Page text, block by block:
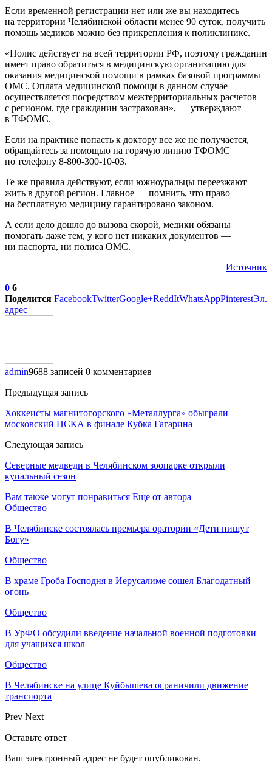
Если временной регистрации нет или же вы находитесь
на территории Челябинской области менее 90 суток, получить
помощь медиков можно без прикрепления к поликлинике.
«Полис действует на всей территории РФ, поэтому гражданин
имеет право обратиться в медицинскую организацию для
оказания медицинской помощи в рамках базовой программы
ОМС. Оплата медицинской помощи в данном случае
осуществляется посредством межтерриториальных расчетов
с регионом, где гражданин застрахован», — утверждают
в ТФОМС.
Если на практике попасть к доктору все же не получается,
обращайтесь за помощью на горячую линию ТФОМС
по телефону 8-800-300-10-03.
Те же правила действуют, если южноуральцы переезжают
жить в другой регион. Главное — помнить, что право
на бесплатную медицину гарантировано законом.
А если дело дошло до вызова скорой, медики обязаны
помогать даже тем, у кого нет никаких документов —
ни паспорта, ни полиса ОМС.
Источник
0 6
Поделится FacebookTwitterGoogle+ReddItWhatsAppPinterestЭл.
адрес
admin9688 записей 0 комментариев
Предыдущая запись
Хоккеисты магнитогорского «Металлурга» обыграли
московский ЦСКА в финале Кубка Гагарина
Следующая запись
Северные медведи в Челябинском зоопарке открыли
купальный сезон
Вам также могут понравиться Еще от автора
Общество
В Челябинске состоялась премьера оратории «Дети пишут
Богу»
Общество
В храме Гроба Господня в Иерусалиме сошел Благодатный
огонь
Общество
В УрФО обсудили введение начальной военной подготовки
для учащихся школ
Общество
В Челябинске на улице Куйбышева ограничили движение
транспорта
Prev Next
Оставьте ответ
Ваш электронный адрес не будет опубликован.